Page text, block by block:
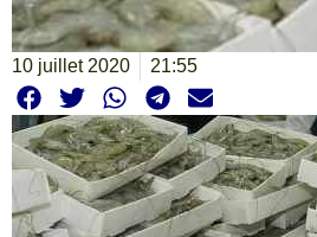
10 juillet 2020 21:55